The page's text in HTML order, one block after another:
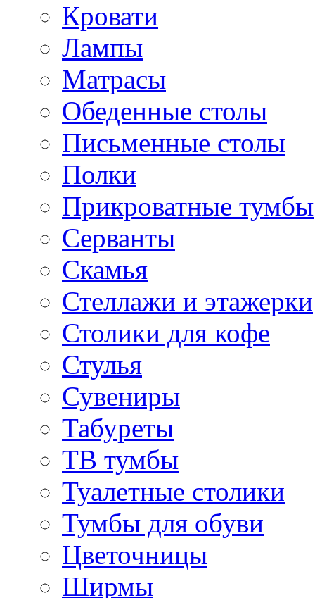
Кровати
Лампы
Матрасы
Обеденные столы
Письменные столы
Полки
Прикроватные тумбы
Серванты
Скамья
Стеллажи и этажерки
Столики для кофе
Стулья
Сувениры
Табуреты
ТВ тумбы
Туалетные столики
Тумбы для обуви
Цветочницы
Ширмы